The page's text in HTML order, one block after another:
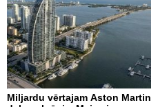
Miljardu vērtajam Aston Martin